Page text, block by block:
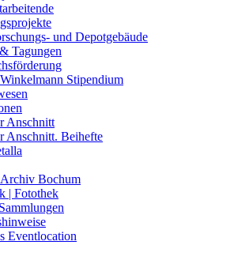
und Depotgebäude
Tagungen
Stipendium
Anschnitt
Anschnitt. Beihefte
Bochum
| Fotothek
Eventlocation